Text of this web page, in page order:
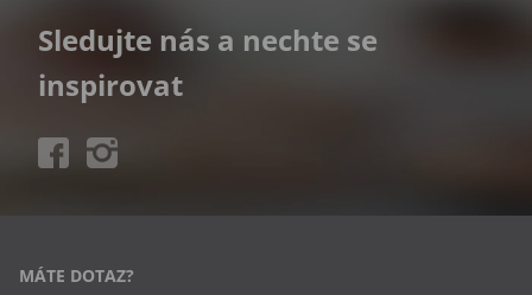
Sledujte nás a nechte se
inspirovat
MÁTE DOTAZ?